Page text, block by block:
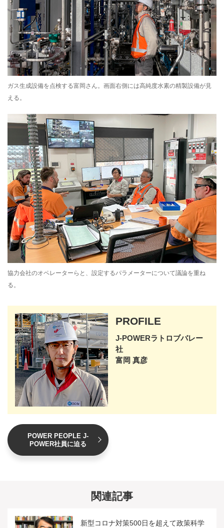
ガス生成設備を点検する富岡さん。画面右側には高純度水素の精製設備が見
える。
協力会社のオペレーターらと、設定するパラメーターについて議論を重ね
る。
PROFILE
J-POWERラトロブバレー
社
富岡 真彦
POWER PEOPLE J-
POWER社員に迫る
関連記事
新型コロナ対策500日を超えて政策科学